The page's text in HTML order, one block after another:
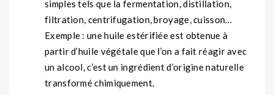
simples tels que la fermentation, distillation,
filtration, centrifugation, broyage, cuisson…
Exemple : une huile estérifiée est obtenue à
partir d’huile végétale que l’on a fait réagir avec
un alcool, c’est un ingrédient d’origine naturelle
transformé chimiquement.